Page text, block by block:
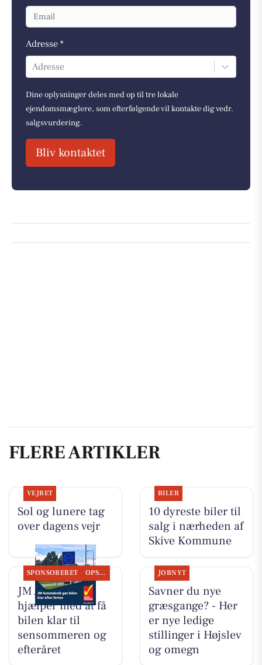
Adresse *
Adresse
Dine oplysninger deles med op til tre lokale
ejendomsmæglere, som efterfølgende vil kontakte dig vedr.
salgsvurdering.
Bliv kontaktet
FLERE ARTIKLER
VEJRET
Sol og lunere tag
over dagens vejr
BILER
10 dyreste biler til
salg i nærheden af
Skive Kommune
SPONSORERET OPSLAGSTAVLEN
JM Autoteknik
hjælper med at få
bilen klar til
sensommeren og
efteråret
JOBNYT
Savner du nye
græsgange? - Her
er nye ledige
stillinger i Højslev
og omegn